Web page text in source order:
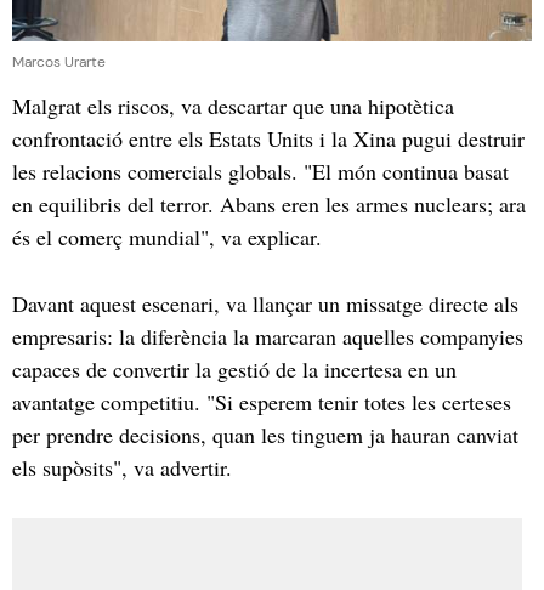
Marcos Urarte
Malgrat els riscos, va descartar que una hipotètica
confrontació entre els Estats Units i la Xina pugui destruir
les relacions comercials globals. "El món continua basat
en equilibris del terror. Abans eren les armes nuclears; ara
és el comerç mundial", va explicar.
Davant aquest escenari, va llançar un missatge directe als
empresaris: la diferència la marcaran aquelles companyies
capaces de convertir la gestió de la incertesa en un
avantatge competitiu. "Si esperem tenir totes les certeses
per prendre decisions, quan les tinguem ja hauran canviat
els supòsits", va advertir.